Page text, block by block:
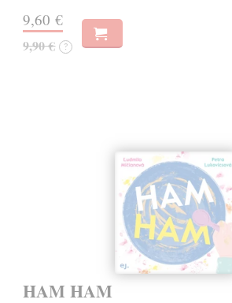
9,60 €
9,90 € ?
HAM HAM